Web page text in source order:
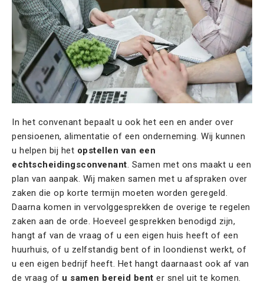
In het convenant bepaalt u ook het een en ander over
pensioenen, alimentatie of een onderneming. Wij kunnen
u helpen bij het opstellen van een
echtscheidingsconvenant. Samen met ons maakt u een
plan van aanpak. Wij maken samen met u afspraken over
zaken die op korte termijn moeten worden geregeld.
Daarna komen in vervolggesprekken de overige te regelen
zaken aan de orde. Hoeveel gesprekken benodigd zijn,
hangt af van de vraag of u een eigen huis heeft of een
huurhuis, of u zelfstandig bent of in loondienst werkt, of
u een eigen bedrijf heeft. Het hangt daarnaast ook af van
de vraag of u samen bereid bent er snel uit te komen.